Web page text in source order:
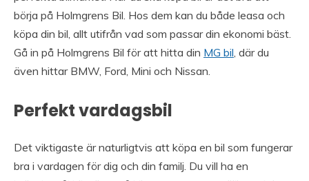
börja på Holmgrens Bil. Hos dem kan du både leasa och
köpa din bil, allt utifrån vad som passar din ekonomi bäst.
Gå in på Holmgrens Bil för att hitta din MG bil , där du
även hittar BMW, Ford, Mini och Nissan.
Perfekt vardagsbil
Det viktigaste är naturligtvis att köpa en bil som fungerar
bra i vardagen för dig och din familj. Du vill ha en